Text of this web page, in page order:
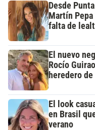
Desde
Martín
falta de
El nuevo
Rocío
heredero
El look
en Brasil
verano